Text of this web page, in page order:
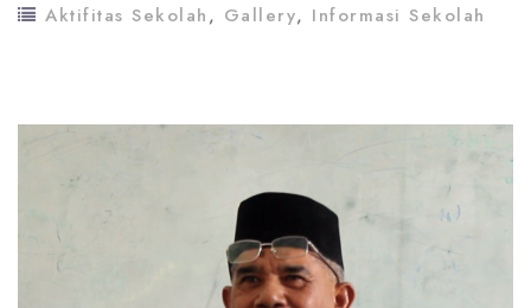
Aktifitas Sekolah, Gallery, Informasi Sekolah